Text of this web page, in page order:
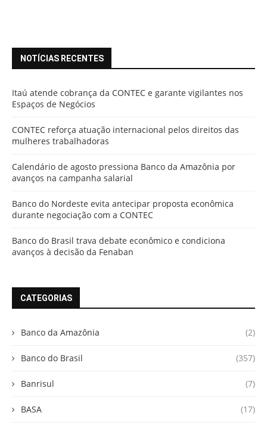
NOTÍCIAS RECENTES
Itaú atende cobrança da CONTEC e garante vigilantes nos
Espaços de Negócios
CONTEC reforça atuação internacional pelos direitos das
mulheres trabalhadoras
Calendário de agosto pressiona Banco da Amazônia por
avanços na campanha salarial
Banco do Nordeste evita antecipar proposta econômica
durante negociação com a CONTEC
Banco do Brasil trava debate econômico e condiciona
avanços à decisão da Fenaban
CATEGORIAS
Banco da Amazônia (2)
Banco do Brasil (357)
Banrisul (7)
BASA (17)